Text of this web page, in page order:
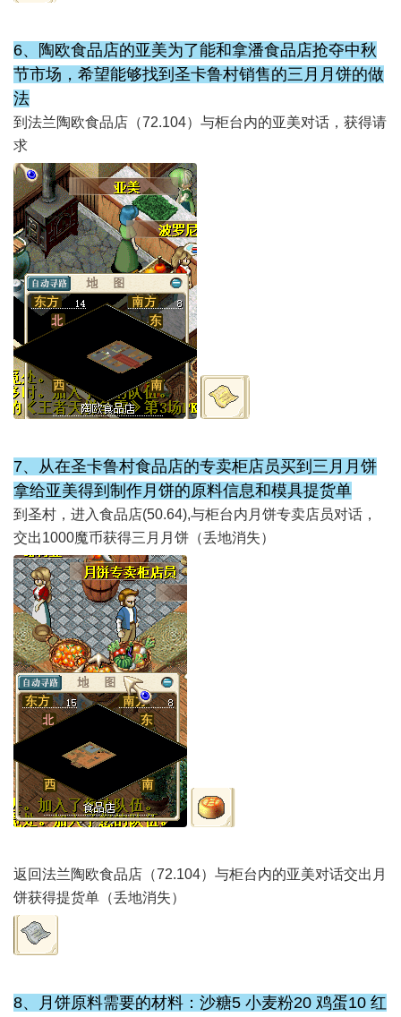
6、陶欧食品店的亚美为了能和拿潘食品店抢夺中秋
节市场，希望能够找到圣卡鲁村销售的三月月饼的做
法
到法兰陶欧食品店（72.104）与柜台内的亚美对话，获得请
求
7、从在圣卡鲁村食品店的专卖柜店员买到三月月饼
拿给亚美得到制作月饼的原料信息和模具提货单
到圣村，进入食品店(50.64),与柜台内月饼专卖店员对话，
交出1000魔币获得三月月饼（丢地消失）
返回法兰陶欧食品店（72.104）与柜台内的亚美对话交出月
饼获得提货单（丢地消失）
8、月饼原料需要的材料：沙糖5 小麦粉20 鸡蛋10 红